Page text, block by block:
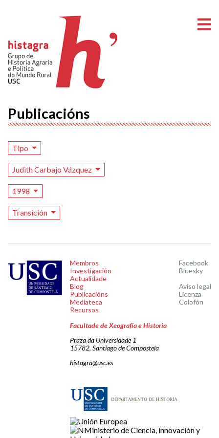
Publicacións
Tipo
Judith Carbajo Vázquez
1998
Transición
Membros
Investigación
Actualidade
Blog
Publicacións
Mediateca
Recursos
Facebook
Bluesky
Aviso legal
Licenza
Colofón
Facultade de Xeografía e Historia
Praza da Universidade 1
15782. Santiago de Compostela
histagra@usc.es